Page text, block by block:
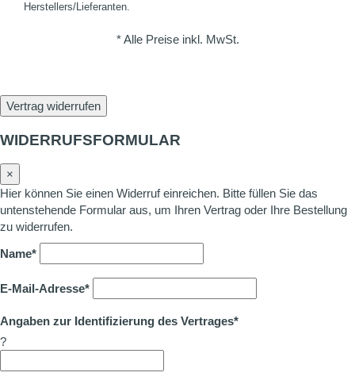
Herstellers/Lieferanten.
* Alle Preise inkl. MwSt.
Vertrag widerrufen
WIDERRUFSFORMULAR
×
Hier können Sie einen Widerruf einreichen. Bitte füllen Sie das
untenstehende Formular aus, um Ihren Vertrag oder Ihre Bestellung
zu widerrufen.
Name*
E-Mail-Adresse*
Angaben zur Identifizierung des Vertrages*
?